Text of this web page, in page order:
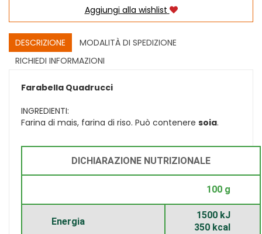
Aggiungi alla wishlist
DESCRIZIONE
MODALITÀ DI SPEDIZIONE
RICHIEDI INFORMAZIONI
Farabella Quadrucci
INGREDIENTI:
Farina di mais, farina di riso. Può contenere soia.
DICHIARAZIONE NUTRIZIONALE
100 g
Energia
1500 kJ
350 kcal